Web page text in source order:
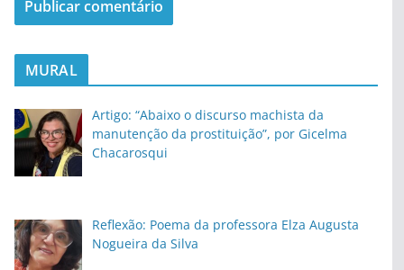
MURAL
Artigo: “Abaixo o discurso machista da
manutenção da prostituição”, por Gicelma
Chacarosqui
Reflexão: Poema da professora Elza Augusta
Nogueira da Silva